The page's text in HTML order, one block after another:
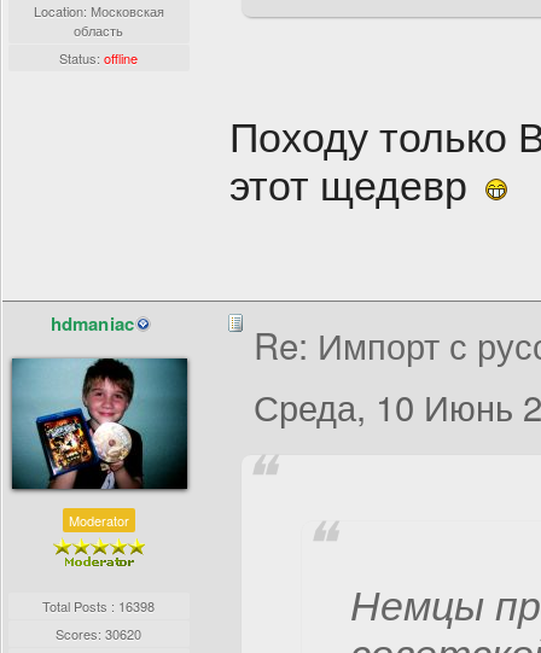
Location: Московская
область
Status:offline
Походу только
этот щедевр
hdmaniac
Moderator
Total Posts : 16398
Scores: 30620
Re: Импорт с
Среда, 10 Июнь
Немцы